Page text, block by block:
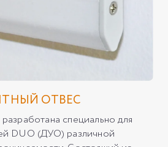
ОТВЕС
специально для
DUO (ДУО) различной